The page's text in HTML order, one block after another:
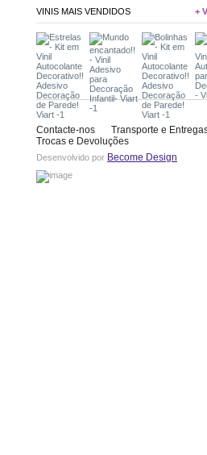
VINIS MAIS VENDIDOS +
Contacte-nos Transporte e
Trocas e Devoluções
Desenvolvido por Become Design